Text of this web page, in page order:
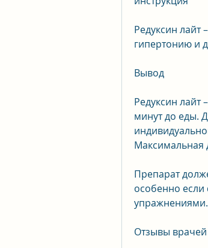
Редуксин лайт
гипертонию и
Вывод
Редуксин лайт
минут до еды.
Максимальная
Препарат
особенно если
упражнениями.
Отзывы врачей